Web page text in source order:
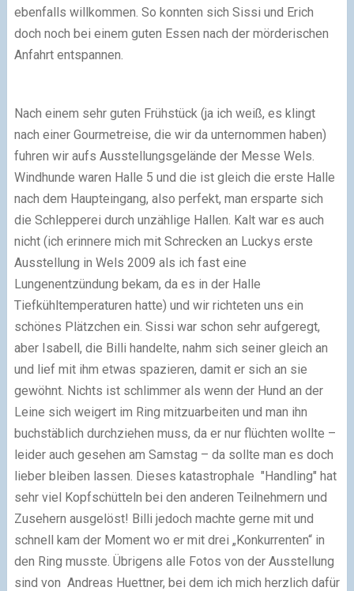
ebenfalls willkommen. So konnten sich Sissi und Erich
doch noch bei einem guten Essen nach der mörderischen
Anfahrt entspannen.
Nach einem sehr guten Frühstück (ja ich weiß, es klingt
nach einer Gourmetreise, die wir da unternommen haben)
fuhren wir aufs Ausstellungsgelände der Messe Wels.
Windhunde waren Halle 5 und die ist gleich die erste Halle
nach dem Haupteingang, also perfekt, man ersparte sich
die Schlepperei durch unzählige Hallen. Kalt war es auch
nicht (ich erinnere mich mit Schrecken an Luckys erste
Ausstellung in Wels 2009 als ich fast eine
Lungenentzündung bekam, da es in der Halle
Tiefkühltemperaturen hatte) und wir richteten uns ein
schönes Plätzchen ein. Sissi war schon sehr aufgeregt,
aber Isabell, die Billi handelte, nahm sich seiner gleich an
und lief mit ihm etwas spazieren, damit er sich an sie
gewöhnt. Nichts ist schlimmer als wenn der Hund an der
Leine sich weigert im Ring mitzuarbeiten und man ihn
buchstäblich durchziehen muss, da er nur flüchten wollte –
leider auch gesehen am Samstag – da sollte man es doch
lieber bleiben lassen. Dieses katastrophale "Handling" hat
sehr viel Kopfschütteln bei den anderen Teilnehmern und
Zusehern ausgelöst! Billi jedoch machte gerne mit und
schnell kam der Moment wo er mit drei „Konkurrenten“ in
den Ring musste. Übrigens alle Fotos von der Ausstellung
sind von Andreas Huettner, bei dem ich mich herzlich dafür